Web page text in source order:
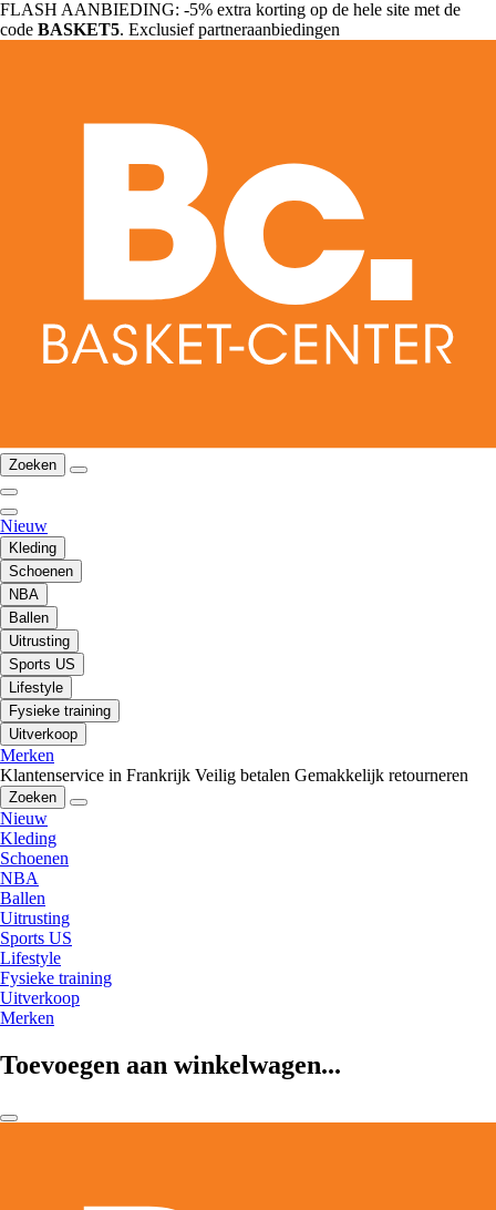
FLASH AANBIEDING: -5% extra korting op de hele site met de
code BASKET5. Exclusief partneraanbiedingen
Zoeken
Nieuw
Kleding
Schoenen
NBA
Ballen
Uitrusting
Sports US
Lifestyle
Fysieke training
Uitverkoop
Merken
Klantenservice in Frankrijk Veilig betalen Gemakkelijk retourneren
Zoeken
Nieuw
Kleding
Schoenen
NBA
Ballen
Uitrusting
Sports US
Lifestyle
Fysieke training
Uitverkoop
Merken
Toevoegen aan winkelwagen...